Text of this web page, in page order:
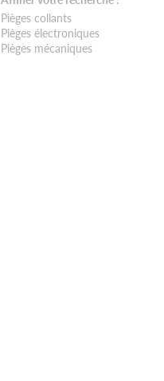
Pièges collants
Pièges électroniques
Pièges mécaniques